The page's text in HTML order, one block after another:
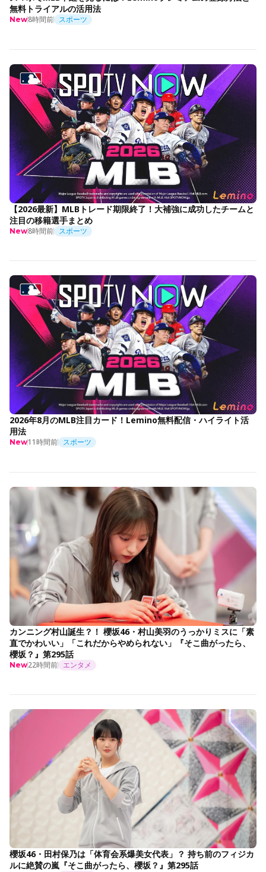
無料トライアルの活用法
New8時間前 スポーツ
【2026最新】MLBトレード期限終了！大補強に成功したチームと
注目の移籍選手まとめ
New8時間前 スポーツ
2026年8月のMLB注目カード！Lemino無料配信・ハイライト活
用法
New11時間前 スポーツ
カンニング村山誕生？！ 櫻坂46・村山美羽のうっかりミスに「素
直でかわいい」「これだからやめられない」『そこ曲がったら、
櫻坂？』第295話
New22時間前 エンタメ
櫻坂46・田村保乃は「体育会系爆美女代表」？ 持ち前のフィジカ
ルに絶賛の嵐『そこ曲がったら、櫻坂？』第295話